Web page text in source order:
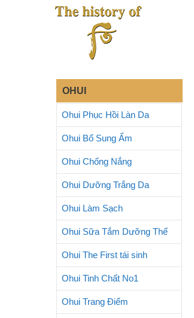
OHUI
Ohui Phục Hồi Làn Da
Ohui Bổ Sung Ẩm
Ohui Chống Nắng
Ohui Dưỡng Trắng Da
Ohui Làm Sạch
Ohui Sữa Tắm Dưỡng Thể
Ohui The First tái sinh
Ohui Tinh Chất No1
Ohui Trang Điểm